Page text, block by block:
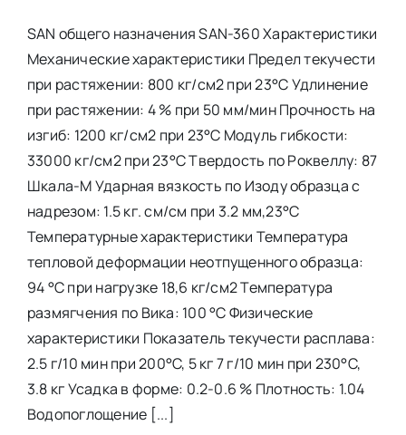
SAN общего назначения SAN-360 Характеристики
Механические характеристики Предел текучести
при растяжении: 800 кг/см2 при 23°С Удлинение
при растяжении: 4 % при 50 мм/мин Прочность на
изгиб: 1200 кг/см2 при 23°С Модуль гибкости:
33000 кг/см2 при 23°С Твердость по Роквеллу: 87
Шкала-М Ударная вязкость по Изоду образца с
надрезом: 1.5 кг. см/см при 3.2 мм,23°C
Температурные характеристики Температура
тепловой деформации неотпущенного образца:
94 °C при нагрузке 18,6 кг/см2 Температура
размягчения по Вика: 100 °C Физические
характеристики Показатель текучести расплава:
2.5 г/10 мин при 200°C, 5 кг 7 г/10 мин при 230°C,
3.8 кг Усадка в форме: 0.2-0.6 % Плотность: 1.04
Водопоглощение [...]